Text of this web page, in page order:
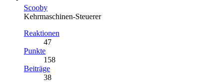
Scooby
Kehrmaschinen-Steuerer
Reaktionen
47
Punkte
158
Beiträge
38